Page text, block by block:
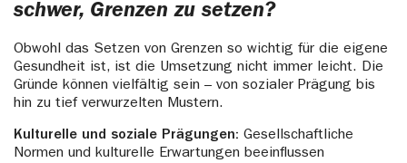
schwer, Grenzen zu setzen?
Obwohl das Setzen von Grenzen so wichtig für die eigene
Gesundheit ist, ist die Umsetzung nicht immer leicht. Die
Gründe können vielfältig sein – von sozialer Prägung bis
hin zu tief verwurzelten Mustern.
Kulturelle und soziale Prägungen: Gesellschaftliche
Normen und kulturelle Erwartungen beeinflussen